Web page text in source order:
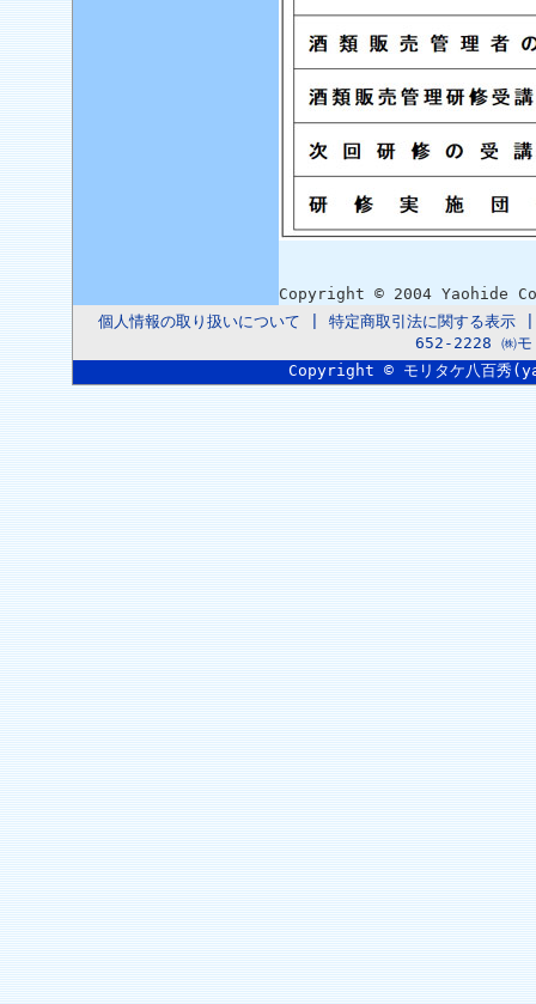
Copyright © 2004 Yaohide
個人情報の取り扱いについて
特定商取引法に関する表示
652-2228 ㈱モ
Copyright © モリタケ八百